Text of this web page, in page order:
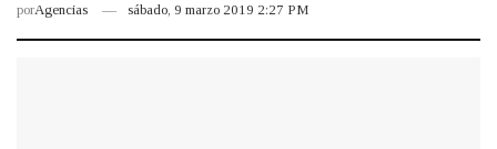
porAgencias sábado, 9 marzo 2019 2:27 PM